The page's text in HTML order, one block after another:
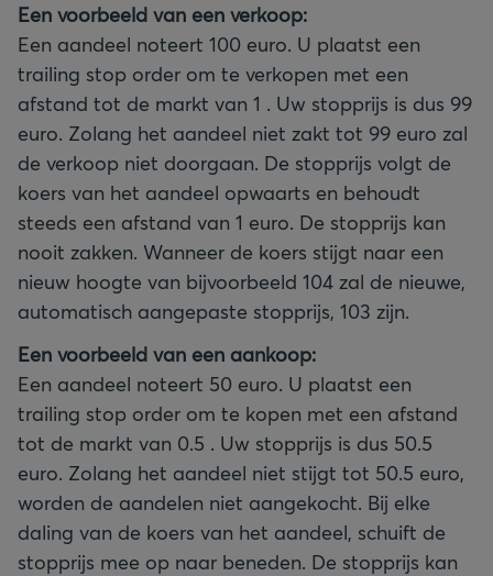
Een voorbeeld van een verkoop:
Een aandeel noteert 100 euro. U plaatst een
trailing stop order om te verkopen met een
afstand tot de markt van 1 . Uw stopprijs is dus 99
euro. Zolang het aandeel niet zakt tot 99 euro zal
de verkoop niet doorgaan. De stopprijs volgt de
koers van het aandeel opwaarts en behoudt
steeds een afstand van 1 euro. De stopprijs kan
nooit zakken. Wanneer de koers stijgt naar een
nieuw hoogte van bijvoorbeeld 104 zal de nieuwe,
automatisch aangepaste stopprijs, 103 zijn.
Een voorbeeld van een aankoop:
Een aandeel noteert 50 euro. U plaatst een
trailing stop order om te kopen met een afstand
tot de markt van 0.5 . Uw stopprijs is dus 50.5
euro. Zolang het aandeel niet stijgt tot 50.5 euro,
worden de aandelen niet aangekocht. Bij elke
daling van de koers van het aandeel, schuift de
stopprijs mee op naar beneden. De stopprijs kan